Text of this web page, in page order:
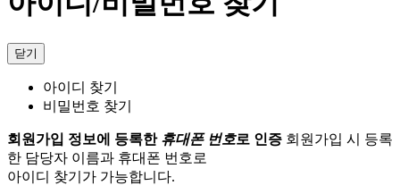
닫기
아이디 찾기
비밀번호 찾기
회원가입 정보에 등록한 휴대폰 번호로 인증 회원가입 시 등록
한 담당자 이름과 휴대폰 번호로
아이디 찾기가 가능합니다.